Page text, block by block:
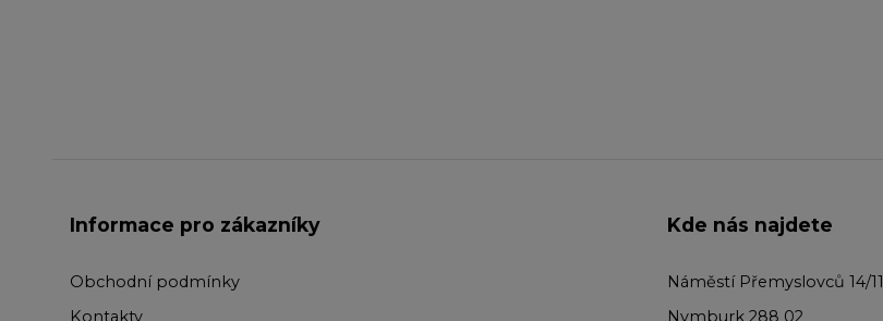
Informace pro zákazníky
Obchodní podmínky
Kontakty
Kde nás najdete
Náměstí Přemyslovců 14/11
Nymburk 288 02